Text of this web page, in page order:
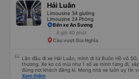
Hải Luân
Limousine 34 giường
Limousine 24 Phòng
Bến xe An Sương
4 giờ 40 phút
Cầu vượt Gia Nghĩa
Lần đầu đi xe Hải Luân, mình đi từ Buôn Hồ vô
thương. Xe ko có mùi như 1 số xe mình từng đi,
đúng nơi khách đăng kí. Mong nhà xe luôn uy tín
khách hàng hơn nữa
Xem thêm